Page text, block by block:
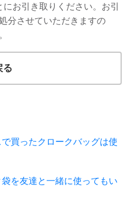
お引き取りください。お引
分させていただきますの
る
買ったクロークバッグは使
を友達と一緒に使ってもい